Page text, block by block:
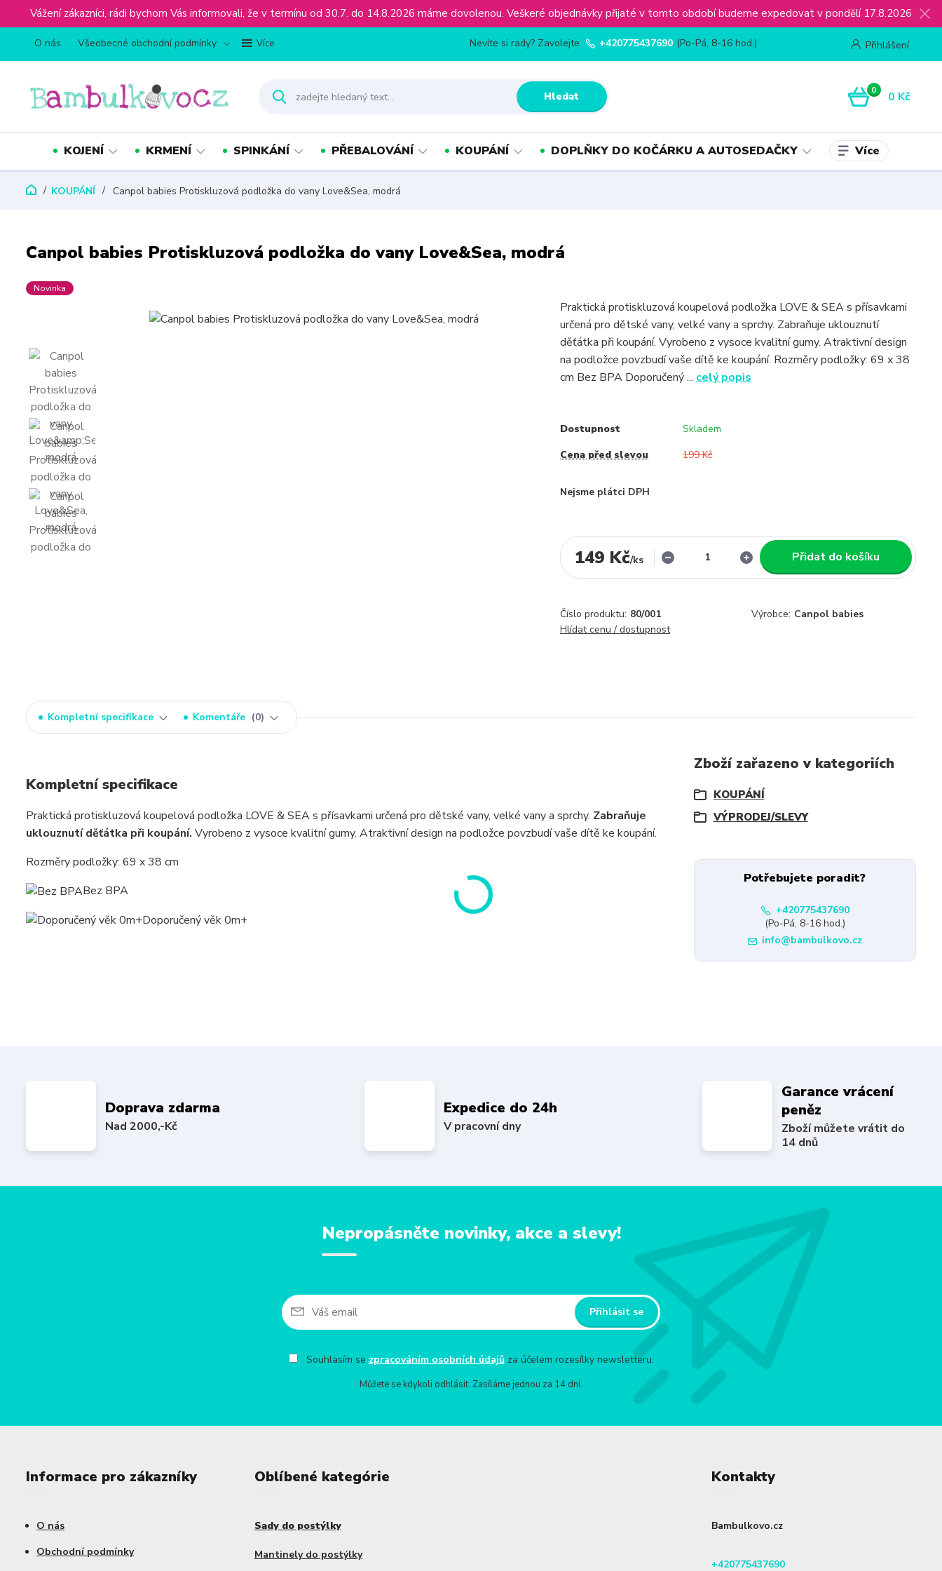
Vážení zákazníci, rádi bychom Vás informovali, že v termínu od 30.7. do 14.8.2026 máme dovolenou. Veškeré objednávky přijaté v tomto období budeme expedovat v pondělí 17.8.2026
O nás Všeobecné obchodní podmínky Více Přihlášení
Hledat
Nevíte si rady? Zavolejte. +420775437690 (Po-Pá, 8-16 hod.)
0 0 Kč
KOJENÍ KRMENÍ SPINKÁNÍ PŘEBALOVÁNÍ KOUPÁNÍ DOPLŇKY DO KOČÁRKU A AUTOSEDAČKY Více
KOUPÁNÍ Canpol babies Protiskluzová podložka do vany Love&Sea, modrá
Canpol babies Protiskluzová podložka do vany Love&Sea, modrá
Novinka
Praktická protiskluzová koupelová podložka LOVE & SEA s přísavkami
určená pro dětské vany, velké vany a sprchy. Zabraňuje uklouznutí
děťátka při koupání. Vyrobeno z vysoce kvalitní gumy. Atraktivní design
na podložce povzbudí vaše dítě ke koupání. Rozměry podložky: 69 x 38
cm Bez BPA Doporučený ... celý popis
Dostupnost
Skladem
Cena před slevou
199 Kč
Nejsme plátci DPH
149 Kč/ks Přidat do košíku
Číslo produktu: 80/001 Výrobce: Canpol babies
Hlídat cenu / dostupnost
Kompletní specifikace Komentáře 0
Kompletní specifikace
Praktická protiskluzová koupelová podložka LOVE & SEA s přísavkami určená pro dětské vany, velké vany a sprchy. Zabraňuje
uklouznutí děťátka při koupání. Vyrobeno z vysoce kvalitní gumy. Atraktivní design na podložce povzbudí vaše dítě ke koupání.
Rozměry podložky: 69 x 38 cm
Bez BPA
Doporučený věk 0m+
Zboží zařazeno v kategoriích
KOUPÁNÍ
VÝPRODEJ/SLEVY
Potřebujete poradit?
+420775437690
(Po-Pá, 8-16 hod.)
info@bambulkovo.cz
Doprava zdarma
Nad 2000,-Kč
Expedice do 24h
V pracovní dny
Garance vrácení
peněz
Zboží můžete vrátit do
14 dnů
Nepropásněte novinky, akce a slevy!
Přihlásit se
Souhlasím se zpracováním osobních údajůza účelem rozesílky newsletteru.
Můžete se kdykoli odhlásit. Zasíláme jednou za 14 dní.
Informace pro zákazníky
O nás
Obchodní podmínky
Oblíbené kategórie
Sady do postýlky
Mantinely do postýlky
Kontakty
Bambulkovo.cz
+420775437690